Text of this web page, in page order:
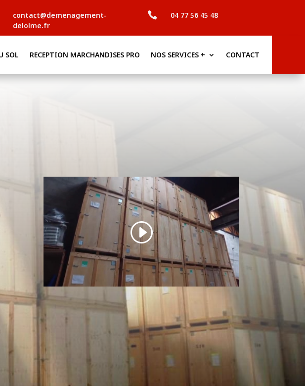
contact@demenagement-
delolme.fr
 04 77 56 45 48
SOL RECEPTION MARCHANDISES PRO NOS SERVICES + CONTACT